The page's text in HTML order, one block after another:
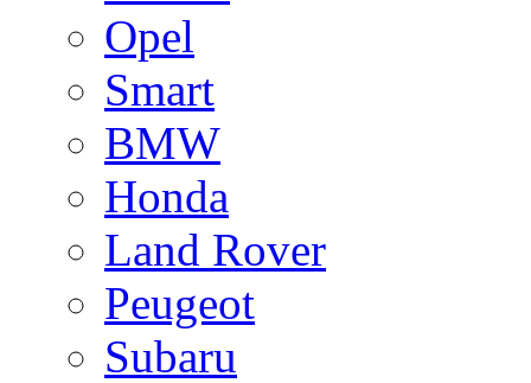
Opel
Smart
BMW
Honda
Land Rover
Peugeot
Subaru